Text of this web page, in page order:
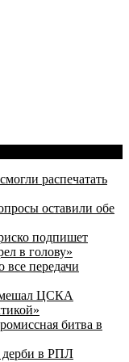
распечатать
оставили обе
подпишет
в голову»
передачи
ЦСКА
битва в
дерби в РПЛ